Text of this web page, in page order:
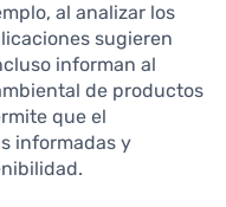
al analizar los
sugieren
informan al
de productos
que el
informadas y